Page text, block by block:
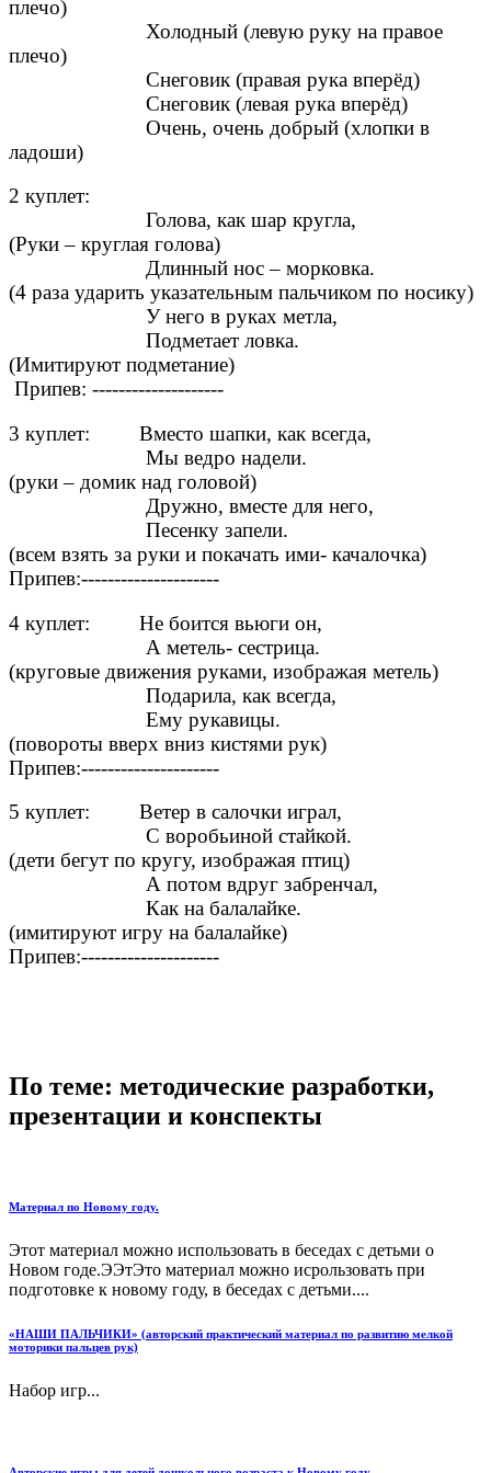
плечо)
Холодный (левую руку на правое
плечо)
Снеговик (правая рука вперёд)
Снеговик (левая рука вперёд)
Очень, очень добрый (хлопки в
ладоши)
2 куплет:
Голова, как шар кругла,
(Руки – круглая голова)
Длинный нос – морковка.
(4 раза ударить указательным пальчиком по носику)
У него в руках метла,
Подметает ловка.
(Имитируют подметание)
Припев: --------------------
3 куплет: Вместо шапки, как всегда,
Мы ведро надели.
(руки – домик над головой)
Дружно, вместе для него,
Песенку запели.
(всем взять за руки и покачать ими- качалочка)
Припев:---------------------
4 куплет: Не боится вьюги он,
А метель- сестрица.
(круговые движения руками, изображая метель)
Подарила, как всегда,
Ему рукавицы.
(повороты вверх вниз кистями рук)
Припев:---------------------
5 куплет: Ветер в салочки играл,
С воробьиной стайкой.
(дети бегут по кругу, изображая птиц)
А потом вдруг забренчал,
Как на балалайке.
(имитируют игру на балалайке)
Припев:---------------------
По теме: методические разработки,
презентации и конспекты
Материал по Новому году.
Этот материал можно использовать в беседах с детьми о
Новом годе.ЭЭтЭто материал можно исрользовать при
подготовке к новому году, в беседах с детьми....
«НАШИ ПАЛЬЧИКИ» (авторский практический материал по развитию мелкой
моторики пальцев рук)
Набор игр...